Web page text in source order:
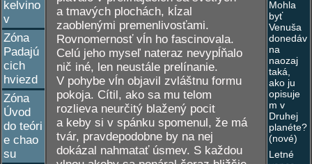
kelvino
v
Zóna
Padajú
cich
hviezd
Zóna
Úvod
do teóri
e chao
su
a tmavých plochách, kĺzal
zaoblenými premenlivosťami.
Rovnomernosť vĺn ho fascinovala.
Celú jeho myseľ nateraz nevypĺňalo
nič iné, len neustále prelínanie.
V pohybe vĺn objavil zvláštnu formu
pokoja. Cítil, ako sa mu telom
rozlieva neurčitý blažený pocit
a keby si v spánku spomenul, že má
tvár, pravdepodobne by na nej
dokázal nahmatať úsmev. S každou
Mohla
byť
Venuša
donedáv
na
naozaj
taká,
ako ju
opisuje
m v
Druhej
planéte?
(nové)
Letné